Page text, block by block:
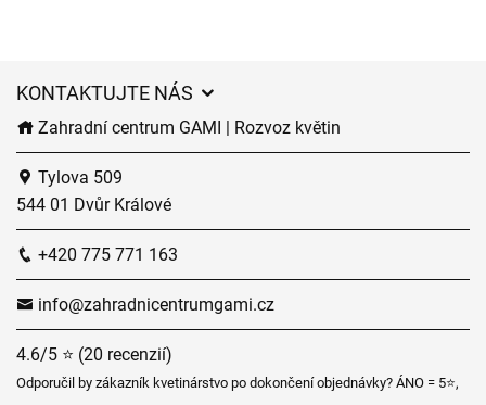
KONTAKTUJTE NÁS
Zahradní centrum GAMI | Rozvoz květin
Tylova 509
544 01 Dvůr Králové
+420 775 771 163
info@zahradnicentrumgami.cz
4.6/5 ⭐ (20 recenzií)
Odporučil by zákazník kvetinárstvo po dokončení objednávky? ÁNO = 5⭐,